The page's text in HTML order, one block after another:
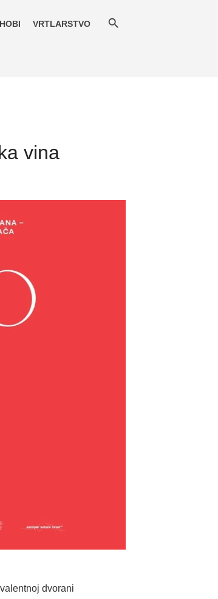
HOBI VRTLARSTVO
vina
dvorani